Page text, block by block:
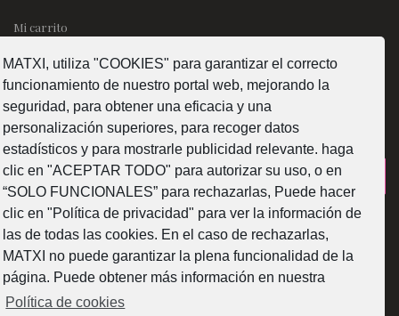
MATXI, utiliza "COOKIES" para garantizar el correcto
funcionamiento de nuestro portal web, mejorando la
seguridad, para obtener una eficacia y una
personalización superiores, para recoger datos
estadísticos y para mostrarle publicidad relevante. haga
clic en "ACEPTAR TODO" para autorizar su uso, o en
“SOLO FUNCIONALES” para rechazarlas, Puede hacer
clic en "Política de privacidad" para ver la información de
las de todas las cookies. En el caso de rechazarlas,
MATXI no puede garantizar la plena funcionalidad de la
página. Puede obtener más información en nuestra
Política de cookies
Mi carrito
SÍGUENOS
¿Como fabricamos?
Web subvencionada por la Diputación Foral de Bizkaia